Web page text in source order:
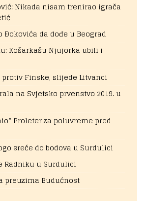
Nikada nisam trenirao igrača
Đokovića da dođe u Beograd
Košarkašu Njujorka ubili i
Finske, slijede Litvanci
na Svjetsko prvenstvo 2019. u
Proleter za poluvreme pred
sreće do bodova u Surdulici
Radniku u Surdulici
preuzima Budućnost